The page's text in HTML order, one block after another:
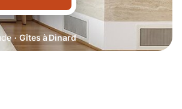
· Gîtes à Dinard